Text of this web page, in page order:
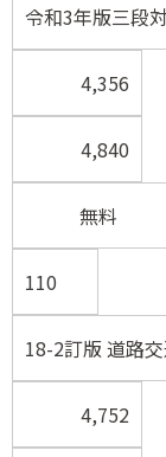
令和3年版三段
4,356
4,840
無料
110
18-2訂版 道路
4,752